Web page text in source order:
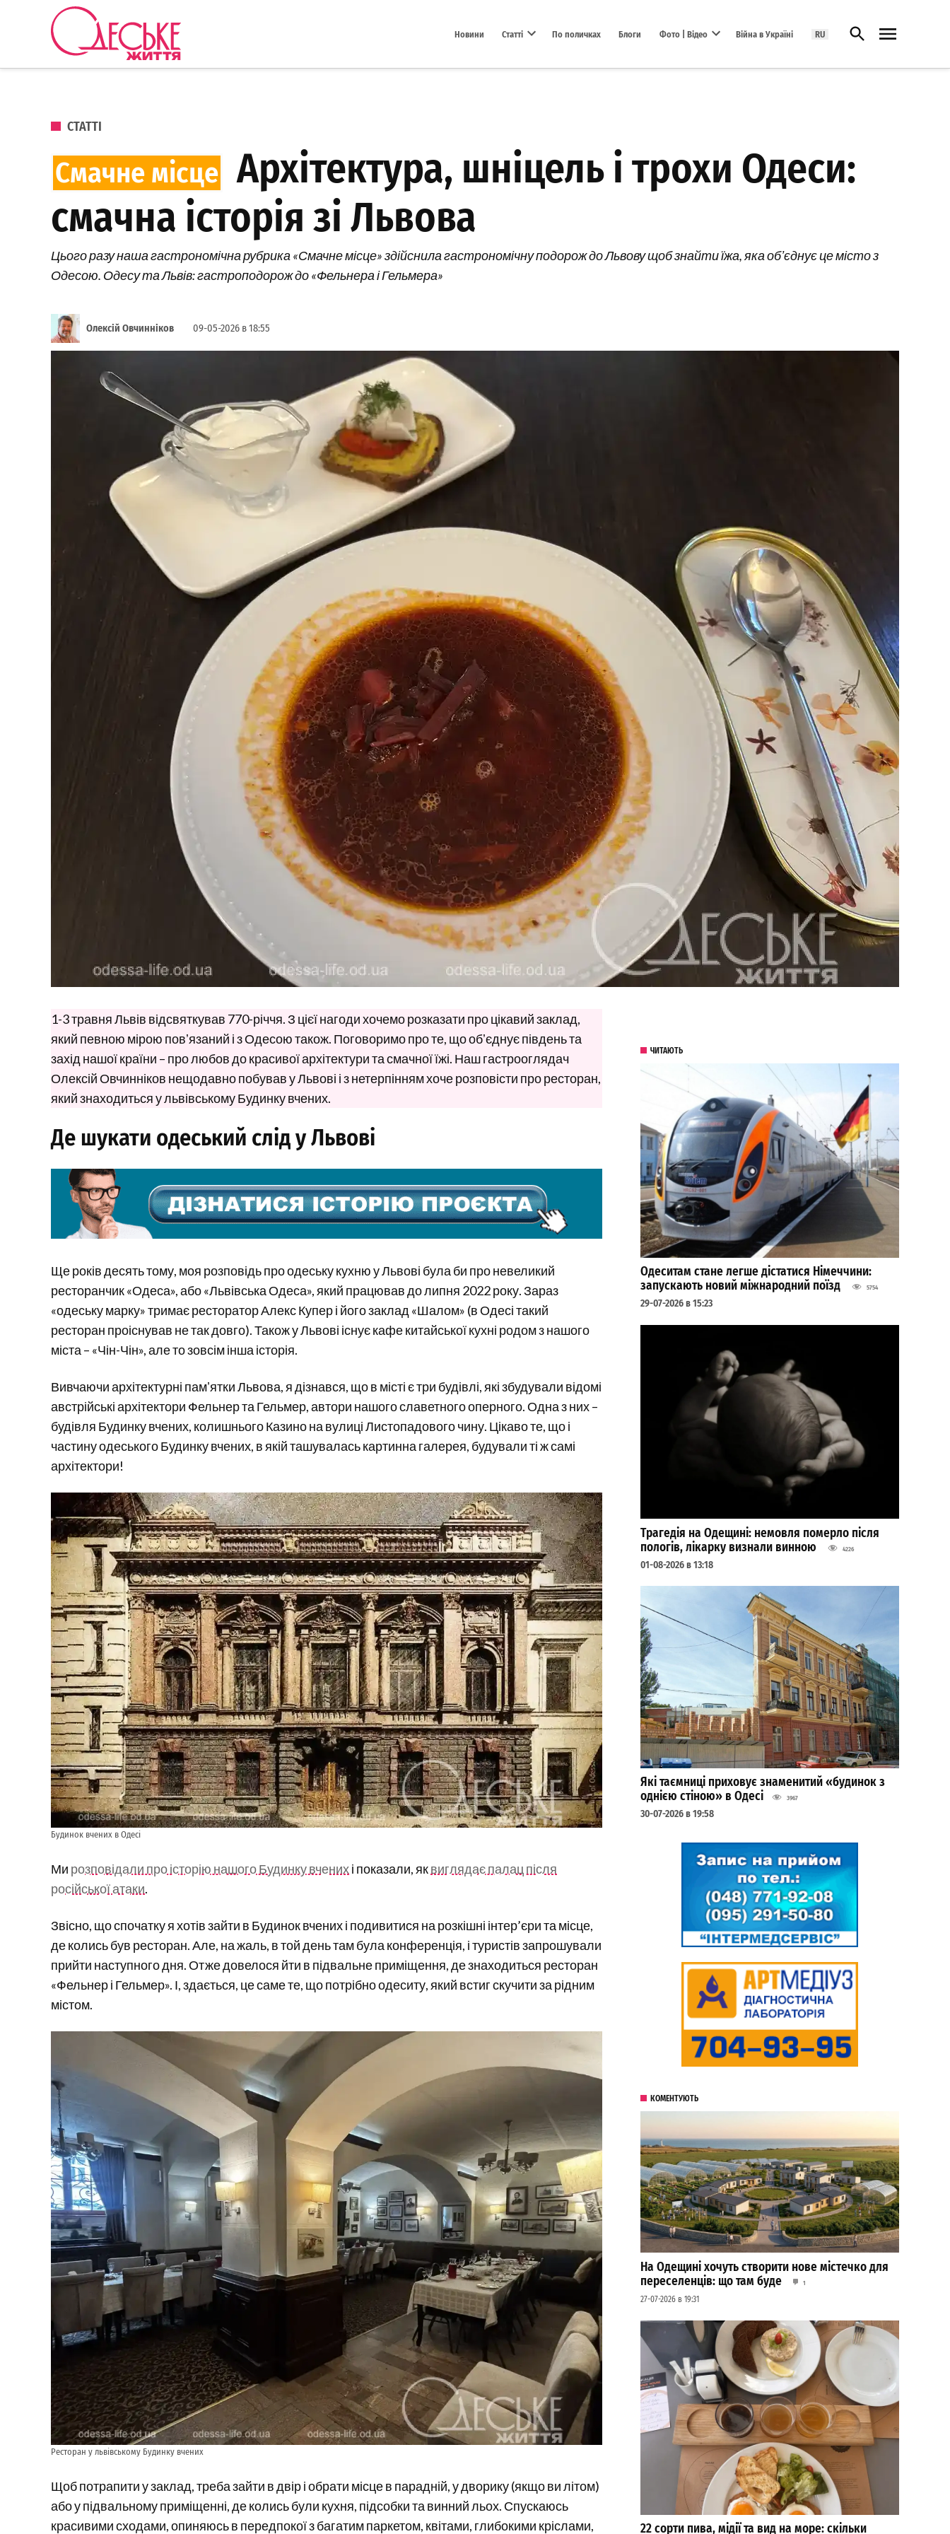
Перейти до вмісту
Новини Статті По поличках Блоги Фото | Відео Війна в Україні RU Відкрити пошук
ОПУБЛІКОВАНО В
СТАТТІ
Архітектура, шніцель і трохи Одеси:
смачна історія зі Львова
Цього разу наша гастрономічна рубрика «Смачне місце» здійснила гастрономічну подорож до Львову щоб знайти їжа, яка обʼєднує це місто з
Одесою. Одесу та Львів: гастроподорож до «Фельнера і Гельмера»
Олексій Овчинніков 09-05-2026 в 18:55
1-3 травня Львів відсвяткував 770-річчя. З цієї нагоди хочемо розказати про цікавий заклад,
який певною мірою повʼязаний і з Одесою також. Поговоримо про те, що обʼєднує південь та
захід нашої країни – про любов до красивої архітектури та смачної їжі. Наш гастрооглядач
Олексій Овчинніков нещодавно побував у Львові і з нетерпінням хоче розповісти про ресторан,
який знаходиться у львівському Будинку вчених.
Де шукати одеський слід у Львові
Ще років десять тому, моя розповідь про одеську кухню у Львові була би про невеликий
ресторанчик «Одеса», або «Львівська Одеса», який працював до липня 2022 року. Зараз
«одеську марку» тримає ресторатор Алекс Купер і його заклад «Шалом» (в Одесі такий
ресторан проіснував не так довго). Також у Львові існує кафе китайської кухні родом з нашого
міста – «Чін-Чін», але то зовсім інша історія.
Вивчаючи архітектурні памʼятки Львова, я дізнався, що в місті є три будівлі, які збудували відомі
австрійські архітектори Фельнер та Гельмер, автори нашого славетного оперного. Одна з них –
будівля Будинку вчених, колишнього Казино на вулиці Листопадового чину. Цікаво те, що і
частину одеського Будинку вчених, в якій ташувалась картинна галерея, будували ті ж самі
архітектори!
Будинок вчених в Одесі
Ми розповідали про історію нашого Будинку вченихі показали, яквиглядає палац після
російської атаки.
Звісно, що спочатку я хотів зайти в Будинок вчених і подивитися на розкішні інтер’єри та місце,
де колись був ресторан. Але, на жаль, в той день там була конференція, і туристів запрошували
прийти наступного дня. Отже довелося йти в підвальне приміщення, де знаходиться ресторан
«Фельнер і Гельмер». І, здається, це саме те, що потрібно одеситу, який встиг скучити за рідним
містом.
Ресторан у львівському Будинку вчених
Щоб потрапити у заклад, треба зайти в двір і обрати місце в парадній, у дворику (якщо ви літом)
або у підвальному приміщенні, де колись були кухня, підсобки та винний льох. Спускаюсь
красивими сходами, опиняюсь в передпокої з багатим паркетом, квітами, глибокими кріслами,
ЧИТАЮТЬ
Одеситам стане легше дістатися Німеччини:
запускають новий міжнародний поїзд
5754
29-07-2026 в 15:23
Трагедія на Одещині: немовля померло після
пологів, лікарку визнали винною
4226
01-08-2026 в 13:18
Які таємниці приховує знаменитий «будинок з
однією стіною» в Одесі
3967
30-07-2026 в 19:58
КОМЕНТУЮТЬ
На Одещині хочуть створити нове містечко для
переселенців: що там буде
1
27-07-2026 в 19:31
22 сорти пива, мідії та вид на море: скільки